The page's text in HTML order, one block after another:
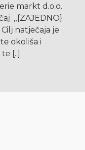
markt d.o.o.
,,{ZAJEDNO}
natječaja je
okoliša i
te [..]